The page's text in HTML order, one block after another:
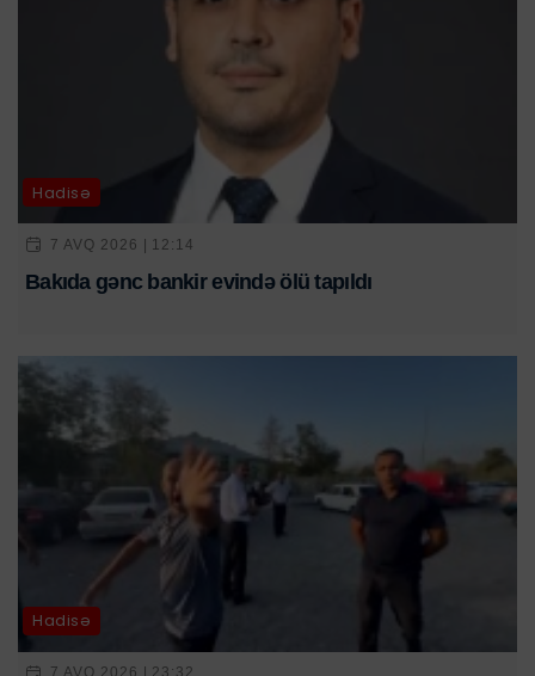
Hadisə
7 AVQ 2026 | 12:14
Bakıda gənc bankir evində ölü tapıldı
Hadisə